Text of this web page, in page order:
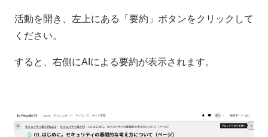
活動を開き、左上にある「要約」ボタンをクリックして
ください。
すると、右側にAIによる要約が表示されます。